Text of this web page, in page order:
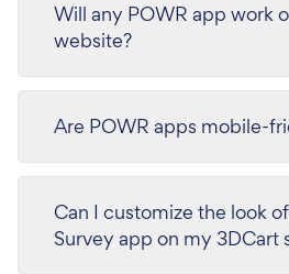
Will any POWR app work
website?
Are POWR apps mobile-
Can I customize the look
Survey app on my 3DCart